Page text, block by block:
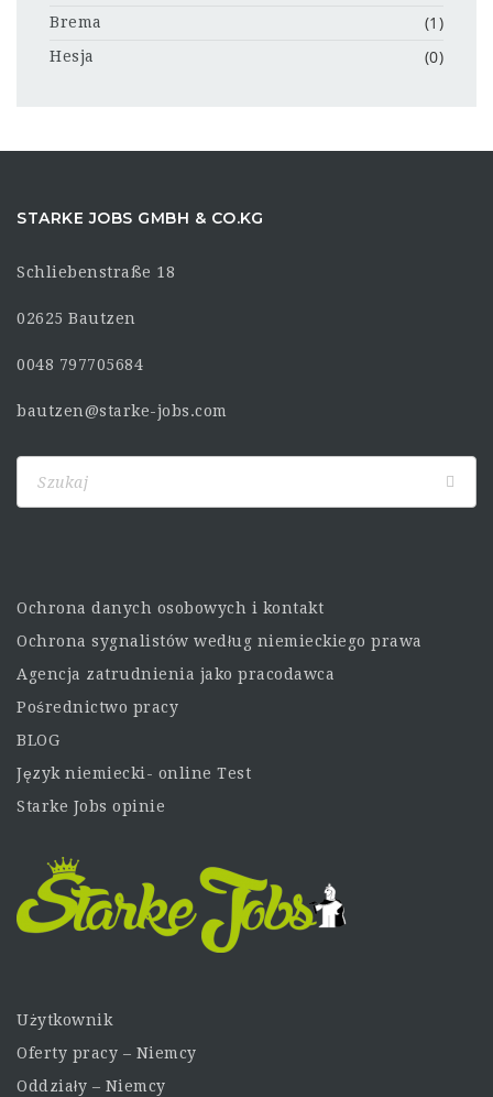
Brema (1)
Hesja (0)
STARKE JOBS GMBH & CO.KG
Schliebenstraße 18
02625 Bautzen
0048 797705684
bautzen@starke-jobs.com
Ochrona danych osobowych i kontakt
Ochrona sygnalistów według niemieckiego prawa
Agencja zatrudnienia jako pracodawca
Pośrednictwo pracy
BLOG
Język niemiecki- online Test
Starke Jobs opinie
Użytkownik
Oferty pracy – Niemcy
Oddziały – Niemcy